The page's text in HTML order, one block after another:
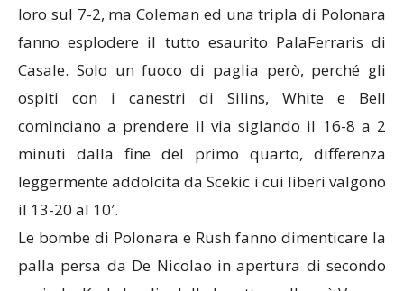
loro sul 7-2, ma Coleman ed una tripla di Polonara
fanno esplodere il tutto esaurito PalaFerraris di
Casale. Solo un fuoco di paglia però, perché gli
ospiti con i canestri di Silins, White e Bell
cominciano a prendere il via siglando il 16-8 a 2
minuti dalla fine del primo quarto, differenza
leggermente addolcita da Scekic i cui liberi valgono
il 13-20 al 10′.
Le bombe di Polonara e Rush fanno dimenticare la
palla persa da De Nicolao in apertura di secondo